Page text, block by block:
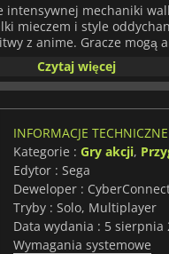
intensywnej mechaniki
mieczem i style
z anime. Gracze mogą
z których każdy ma
wyrenderowane
Czytaj więcej
INFORMACJE TECHNICZNE
Kategorie : Gry akcji,
Edytor : Sega
Deweloper :
Tryby : Solo, Multiplayer
Data wydania : 5 sierpnia
Wymagania systemowe